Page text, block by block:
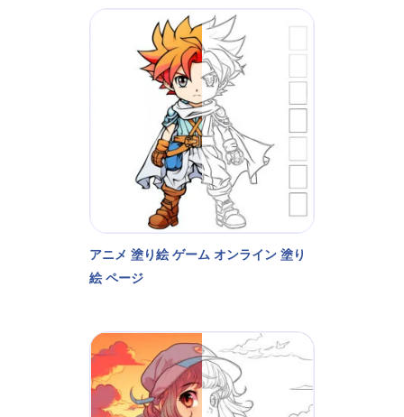
アニメ 塗り絵 ゲーム オンライン 塗り
絵 ページ